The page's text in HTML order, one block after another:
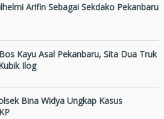
Arifin Sebagai Sekdako Pekanbaru
Kayu Asal Pekanbaru, Sita Dua Truk
Ilog
Bina Widya Ungkap Kasus